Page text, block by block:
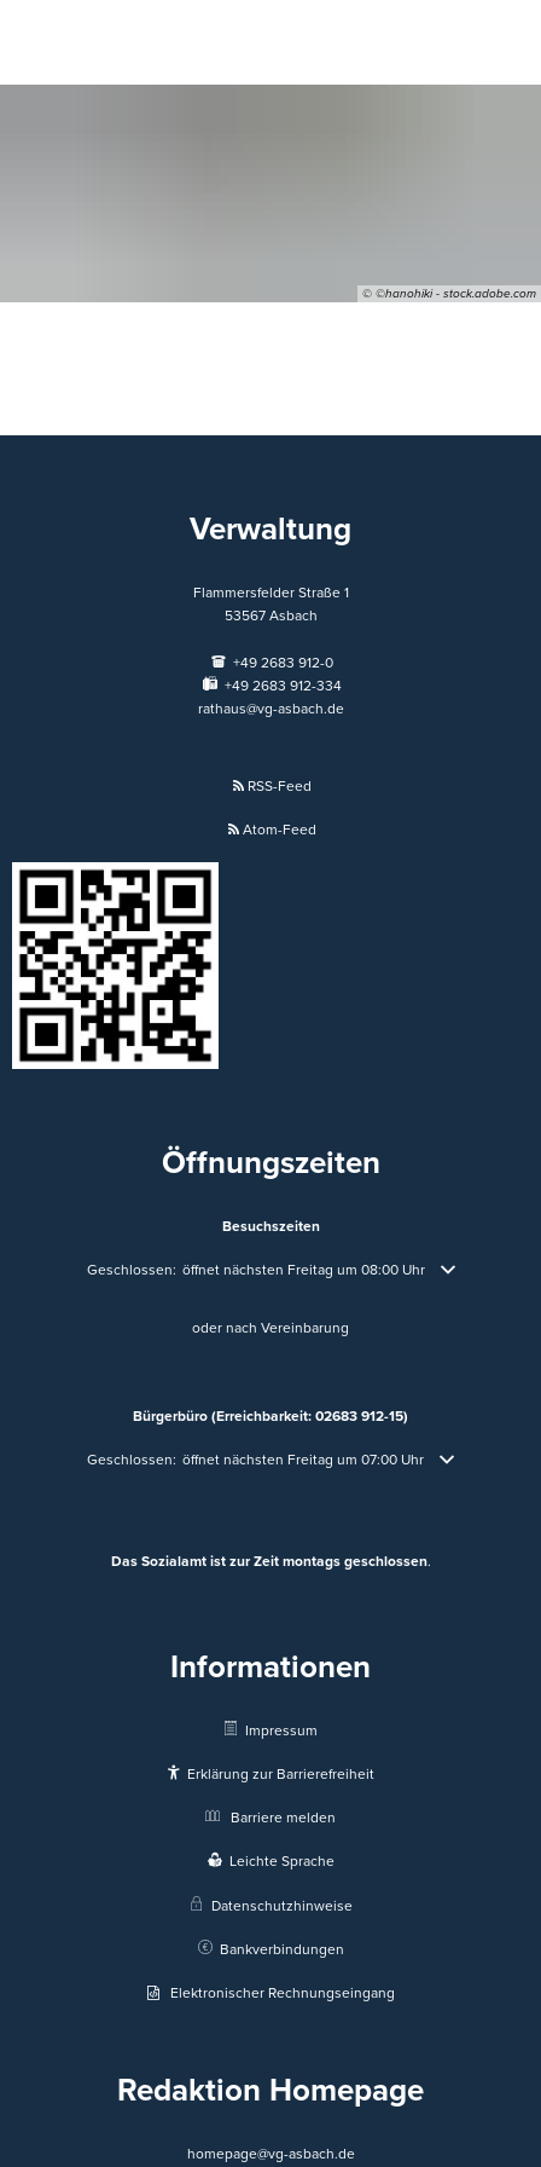
© ©hanohiki - stock.adobe.com
Verwaltung
Flammersfelder Straße 1
53567 Asbach
+49 2683 912-0
+49 2683 912-334
rathaus@vg-asbach.de
RSS-Feed
Atom-Feed
Öffnungszeiten
Besuchszeiten
Klicken, um weitere Öffnungs- oder Schließzeiten auszublenden
Geschlossen: öffnet nächsten Freitag um 08:00 Uhr
oder nach Vereinbarung
Bürgerbüro (Erreichbarkeit: 02683 912-15)
Klicken, um weitere Öffnungs- oder Schließzeiten auszublenden
Geschlossen: öffnet nächsten Freitag um 07:00 Uhr
Das Sozialamt ist zur Zeit montags geschlossen.
Informationen
Impressum
Erklärung zur Barrierefreiheit
Barriere melden
Leichte Sprache
Datenschutzhinweise
Bankverbindungen
Elektronischer Rechnungseingang
Redaktion Homepage
homepage@vg-asbach.de